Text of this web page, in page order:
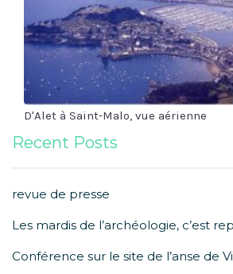
D'Alet à Saint-Malo, vue aérienne
Recent Posts
revue de presse
Les mardis de l’archéologie, c’est
Conférence sur le site de l’anse de